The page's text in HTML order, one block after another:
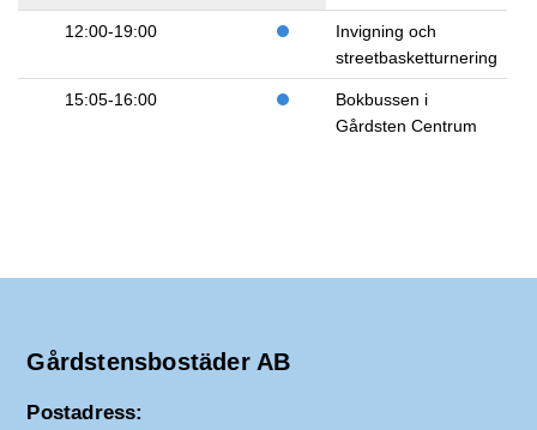
12:00-19:00
Invigning och
streetbasketturnering
15:05-16:00
Bokbussen i
Gårdsten Centrum
Gårdstensbostäder AB
Postadress: